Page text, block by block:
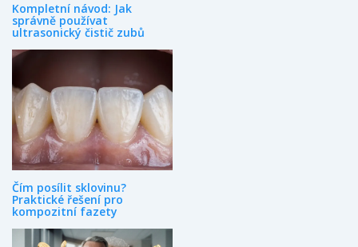
Kompletní návod: Jak
správně používat
ultrasonický čistič zubů
Čím posílit sklovinu?
Praktické řešení pro
kompozitní fazety